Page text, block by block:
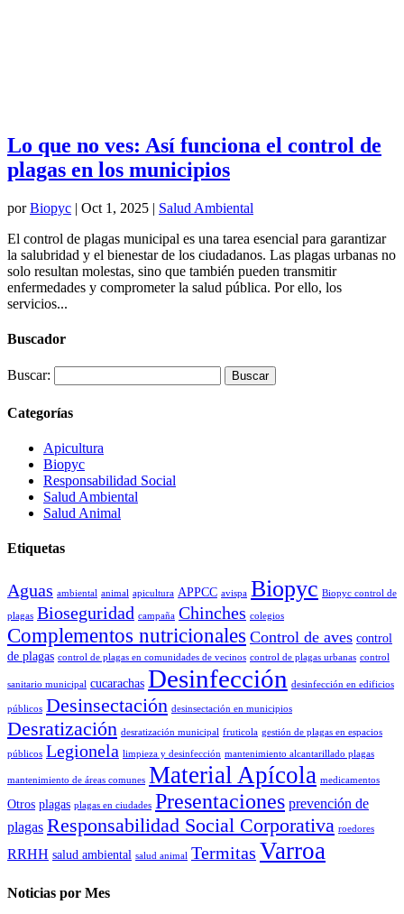
Lo que no ves: Así funciona el control de
plagas en los municipios
porBiopyc | Oct 1, 2025 | Salud Ambiental
El control de plagas municipal es una tarea esencial para garantizar
la salubridad y el bienestar de los ciudadanos. Las plagas urbanas no
solo resultan molestas, sino que también pueden transmitir
enfermedades y comprometer la salud pública. Por ello, los
servicios...
Buscador
Buscar:
Categorías
Apicultura
Biopyc
Responsabilidad Social
Salud Ambiental
Salud Animal
Etiquetas
Aguas ambiental animal apicultura APPCC avispa Biopyc Biopyc control de
plagas Bioseguridad campaña Chinches colegios
Complementos nutricionales Control de aves control
de plagas control de plagas en comunidades de vecinos control de plagas urbanas control
sanitario municipal cucarachas Desinfección desinfección en edificios
públicos Desinsectación desinsectación en municipios
Desratización desratización municipal fruticola gestión de plagas en espacios
públicos Legionela limpieza y desinfección mantenimiento alcantarillado plagas
mantenimiento de áreas comunes Material Apícola medicamentos
Otros plagas plagas en ciudades Presentaciones prevención de
plagas Responsabilidad Social Corporativa roedores
RRHH salud ambiental salud animal Termitas Varroa
Noticias por Mes